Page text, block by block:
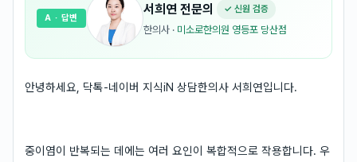
서희연 전문의 ✓ 신원 검증
한의사 · 미소로한의원 영등포 당산점
A · 답변
안녕하세요, 닥톡-네이버 지식iN 상담한의사 서희연입니다.
중이염이 반복되는 데에는 여러 요인이 복합적으로 작용합니다. 우